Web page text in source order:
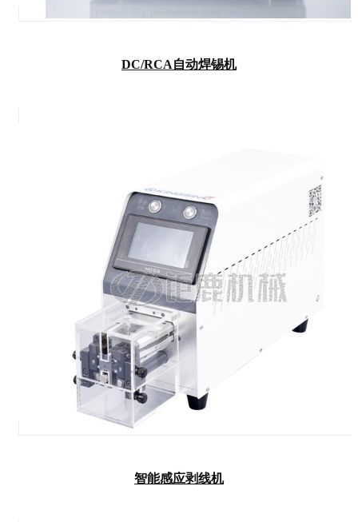
DC/RCA自动焊锡机
智能感应剥线机